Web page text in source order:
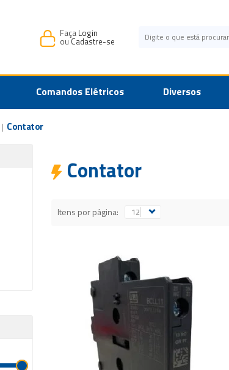
Faça Login
ouCadastre-se
Comandos Elétricos Diversos
| Contator
Contator
Itens por página: